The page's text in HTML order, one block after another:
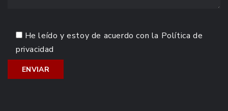
He leído y estoy de acuerdo con la Política de
privacidad